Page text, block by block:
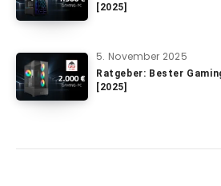
[2025]
5. November 2025
Ratgeber: Bester
[2025]